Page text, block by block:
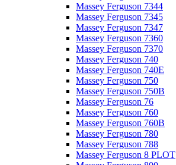
Massey Ferguson 7344
Massey Ferguson 7345
Massey Ferguson 7347
Massey Ferguson 7360
Massey Ferguson 7370
Massey Ferguson 740
Massey Ferguson 740E
Massey Ferguson 750
Massey Ferguson 750B
Massey Ferguson 76
Massey Ferguson 760
Massey Ferguson 760B
Massey Ferguson 780
Massey Ferguson 788
Massey Ferguson 8 PLOT